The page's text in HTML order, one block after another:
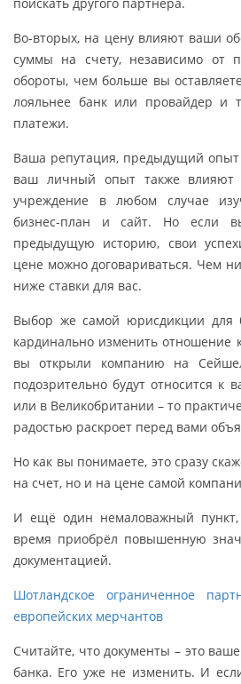
Во-вторых, на цену влияют ваши
суммы на счету, независимо от
обороты, чем больше вы
лояльнее банк или провайдер и
платежи.
Ваша репутация, предыдущий
ваш личный опыт также влияют
учреждение в любом случае
бизнес-план и сайт. Но если
предыдущую историю, свои
цене можно договариваться. Чем
ниже ставки для вас.
Выбор же самой юрисдикции для
кардинально изменить отношение
вы открыли компанию на
подозрительно будут относится к
или в Великобритании – то
радостью раскроет перед вами
Но как вы понимаете, это сразу
на счет, но и на цене самой
И ещё один немаловажный пункт,
время приобрёл повышенную
документацией.
Шотландское ограниченное
европейских мерчантов
Считайте, что документы – это
банка. Его уже не изменить. И